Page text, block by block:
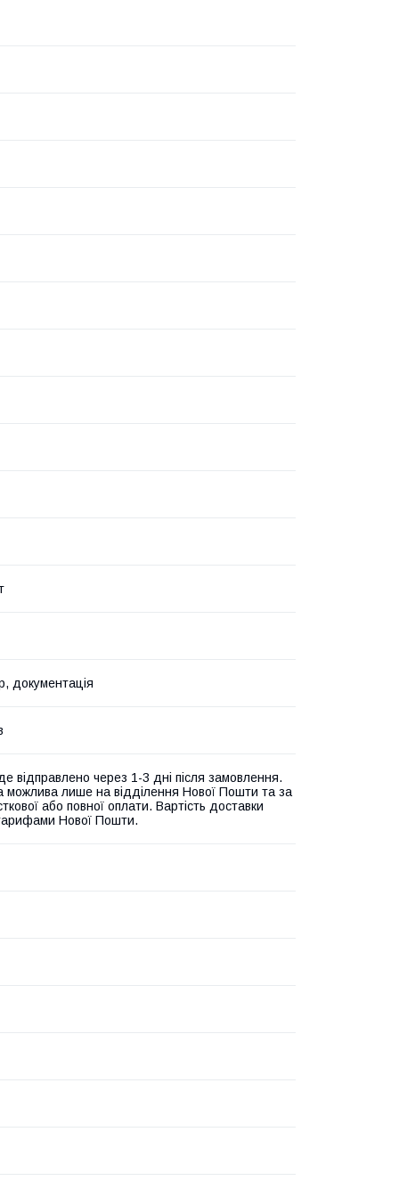
документація
відправлено через 1-3 дні після замовлення.
можлива лише на відділення Нової Пошти та за
або повної оплати. Вартість доставки
Нової Пошти.